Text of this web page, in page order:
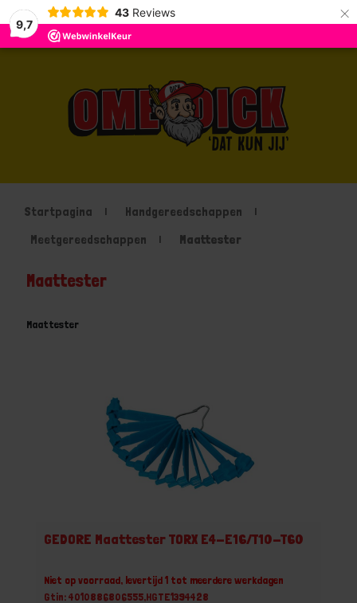
9,7
43 Reviews ×
Startpagina
Handgereedschappen
Meetgereedschappen
Maattester
Maattester
Maattester
GEDORE Maattester TORX E4-E16/T10-T60
Niet op voorraad, levertijd 1 tot meerdere werkdagen
Gtin: 4010886806555,HGTE1394428